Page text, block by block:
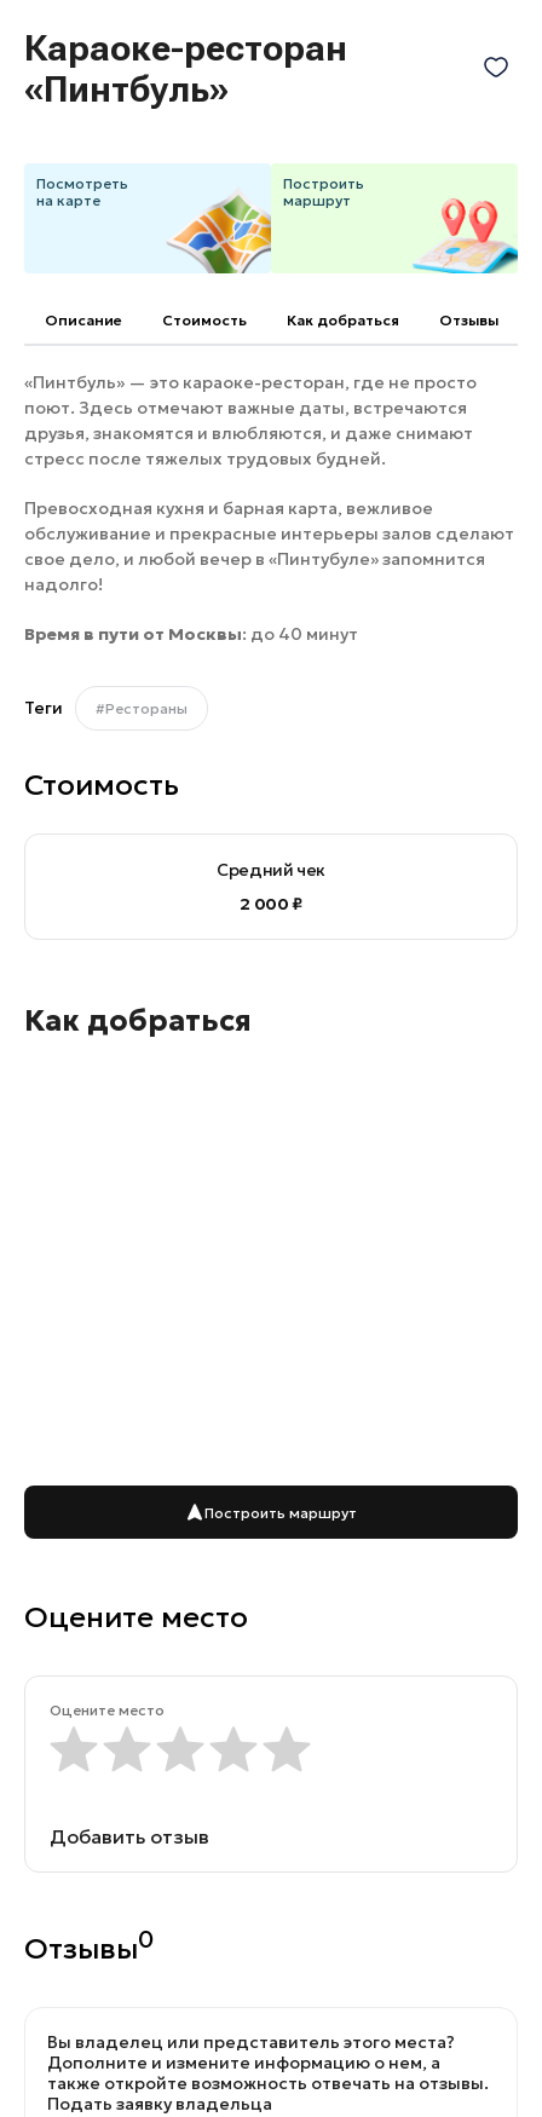
Горнолыжные клубы
Спецпроекты
Инвестиционный портал
Пикник в Подмосковье
Золотое кольцо России
Войти
Инвесторам
Особо охраняемые
природные территории
Караоке-ресторан
«Пинтбуль»
Посмотреть
на карте
Построить
маршрут
Описание Cтоимость Как добраться Отзывы
«Пинтбуль» — это караоке-ресторан, где не просто
поют. Здесь отмечают важные даты, встречаются
друзья, знакомятся и влюбляются, и даже снимают
стресс после тяжелых трудовых будней.
Превосходная кухня и барная карта, вежливое
обслуживание и прекрасные интерьеры залов сделают
свое дело, и любой вечер в «Пинтубуле» запомнится
надолго!
Время в пути от Москвы: до 40 минут
Теги #Рестораны
Стоимость
Средний чек
2 000 ₽
Как добраться
Построить маршрут
Оцените место
Оцените место
Добавить отзыв
Отзывы0
Вы владелец или представитель этого места?
Дополните и измените информацию о нем, а
также откройте возможность отвечать на отзывы.
Подать заявку владельца